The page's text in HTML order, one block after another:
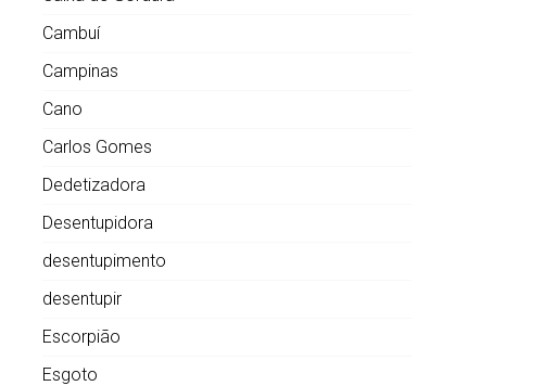
Cambuí
Campinas
Cano
Carlos Gomes
Dedetizadora
Desentupidora
desentupimento
desentupir
Escorpião
Esgoto